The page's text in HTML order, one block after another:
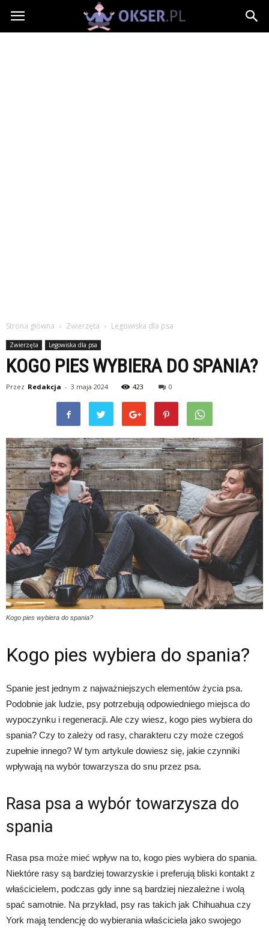
Okser.pl
Strona główna Zwierzęta Legowiska dla psa
Zwierzęta Legowiska dla psa
KOGO PIES WYBIERA DO SPANIA?
Przez Redakcja - 3 maja 2024 423 0
Kogo pies wybiera do spania?
Kogo pies wybiera do spania?
Spanie jest jednym z najważniejszych elementów życia psa.
Podobnie jak ludzie, psy potrzebują odpowiedniego miejsca do
wypoczynku i regeneracji. Ale czy wiesz, kogo pies wybiera do
spania? Czy to zależy od rasy, charakteru czy może czegoś
zupełnie innego? W tym artykule dowiesz się, jakie czynniki
wpływają na wybór towarzysza do snu przez psa.
Rasa psa a wybór towarzysza do
spania
Rasa psa może mieć wpływ na to, kogo pies wybiera do spania.
Niektóre rasy są bardziej towarzyskie i preferują bliski kontakt z
właścicielem, podczas gdy inne są bardziej niezależne i wolą
spać samotnie. Na przykład, psy ras takich jak Chihuahua czy
York mają tendencję do wybierania właściciela jako swojego